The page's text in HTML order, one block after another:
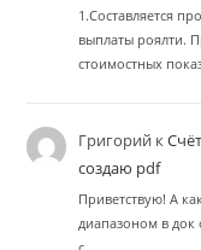
1.Составляется
выплаты роялти.
стоимостных
Григорий к
создаю pdf
Приветствую! А
диапазоном в док